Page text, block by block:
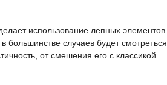
использование лепных элементов
случаев будет смотреться
от смешения его с классикой